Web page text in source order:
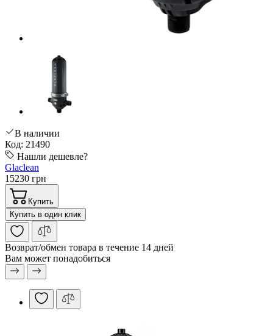
В наличии
Код: 21490
Нашли дешевле?
Glaclean
15230 грн
Купить
Купить в один клик
Возврат/обмен товара в течение 14 дней
Вам может понадобиться